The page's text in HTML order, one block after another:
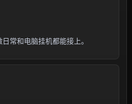
常和电脑挂机都能接上。